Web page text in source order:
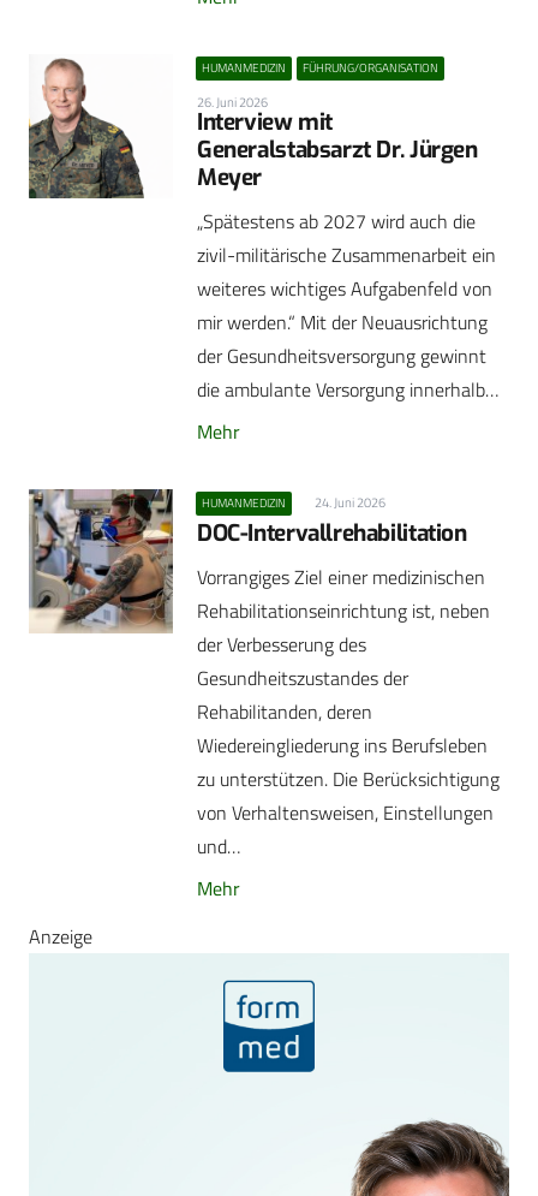
HUMANMEDIZIN FÜHRUNG/ORGANISATION
26. Juni 2026
Interview mit
Generalstabsarzt Dr. Jürgen
Meyer
„Spätestens ab 2027 wird auch die
zivil-militärische Zusammenarbeit ein
weiteres wichtiges Aufgabenfeld von
mir werden.“ Mit der Neuausrichtung
der Gesundheitsversorgung gewinnt
die ambulante Versorgung innerhalb…
Mehr
HUMANMEDIZIN 24. Juni 2026
DOC-Intervallrehabilitation
Vorrangiges Ziel einer medizinischen
Rehabilitationseinrichtung ist, neben
der Verbesserung des
Gesundheitszustandes der
Rehabilitanden, deren
Wiedereingliederung ins Berufsleben
zu unterstützen. Die Berücksichtigung
von Verhaltensweisen, Einstellungen
und…
Mehr
Anzeige